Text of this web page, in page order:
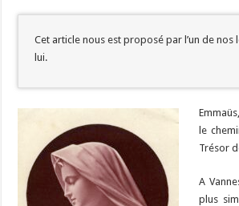
Cet article nous est proposé par l’un de nos
lui.
le
Trésor
A
plus